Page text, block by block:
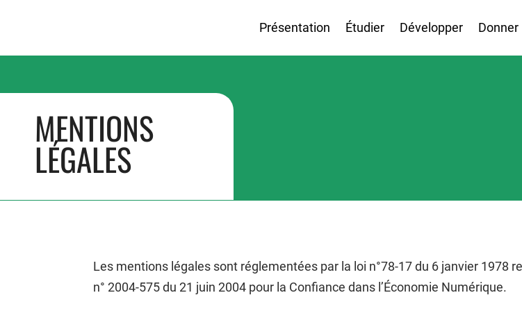
Présentation Étudier Développer Donner
MENTIONS
LÉGALES
Les mentions légales sont réglementées par la loi n°78-17 du 6 janvier 1978
n° 2004-575 du 21 juin 2004 pour la Confiance dans l’Économie Numérique.